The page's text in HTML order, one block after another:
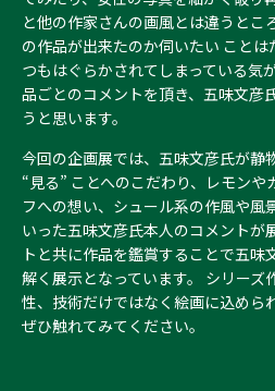
と他の作家さんの画風とは違うとこ
の作品が出来たのか伺いたい こと
つもはぐらかされてしまっている気
品ごとのコメントを頂き、五味文彦
うと思います。
今回の企画展では、五味文彦氏が静
“見る” ことへのこだわり、レモン
フへの想い、シュール系の作風や風
いった五味文彦氏本人のコメントが
トと共に作品を鑑賞することで五味
解く展示となっています。 シリーズ
性、技術だけではなく絵画に込めら
ぜひ触れてみてください。